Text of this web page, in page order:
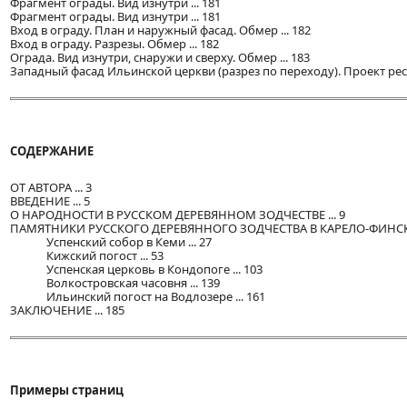
Фрагмент ограды. Вид изнутри ... 181
Вход в ограду. План и наружный фасад. Обмер ... 182
Вход в ограду. Разрезы. Обмер ... 182
Ограда. Вид изнутри, снаружи и сверху. Обмер ... 183
Западный фасад Ильинской церкви (разрез по переходу). Проект
СОДЕРЖАНИЕ
ОТ АВТОРА ... 3
ВВЕДЕНИЕ ... 5
О НАРОДНОСТИ В РУССКОМ ДЕРЕВЯННОМ ЗОДЧЕСТВЕ ... 9
ПАМЯТНИКИ РУССКОГО ДЕРЕВЯННОГО ЗОДЧЕСТВА В КАРЕЛО-
Успенский собор в Кеми ... 27
Кижский погост ... 53
Успенская церковь в Кондопоге ... 103
Волкостровская часовня ... 139
Ильинский погост на Водлозере ... 161
ЗАКЛЮЧЕНИЕ ... 185
Примеры страниц